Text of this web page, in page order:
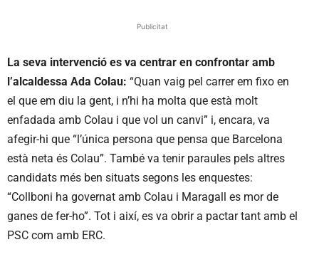
Publicitat
La seva intervenció es va centrar en confrontar amb
l’alcaldessa Ada Colau: “Quan vaig pel carrer em fixo en
el que em diu la gent, i n’hi ha molta que està molt
enfadada amb Colau i que vol un canvi” i, encara, va
afegir-hi que “l’única persona que pensa que Barcelona
està neta és Colau”. També va tenir paraules pels altres
candidats més ben situats segons les enquestes:
“Collboni ha governat amb Colau i Maragall es mor de
ganes de fer-ho”. Tot i així, es va obrir a pactar tant amb el
PSC com amb ERC.